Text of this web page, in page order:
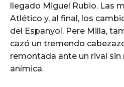
llegado Miguel Rubio. Las
Atlético y, al final, los
del Espanyol. Pere Milla,
cazó un tremendo
remontada ante un rival sin
anímica.